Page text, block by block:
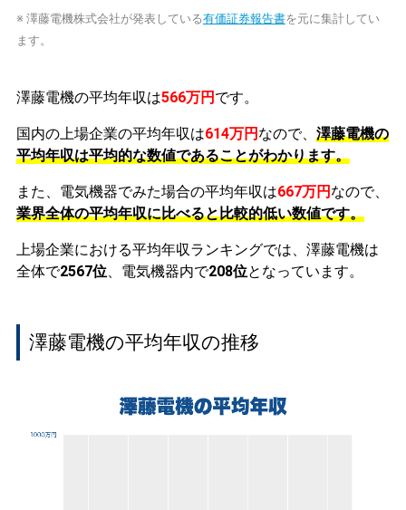
※ 澤藤電機株式会社が発表している有価証券報告書を元に集計してい
ます。
澤藤電機の平均年収は566万円 です。
国内の上場企業の平均年収は614万円 なので、 澤藤電機の
平均年収は平均的な数値であることがわかります。
また、電気機器でみた場合の平均年収は667万円 なので、
業界全体の平均年収に比べると比較的低い数値です。
上場企業における平均年収ランキングでは、澤藤電機は
全体で2567位、電気機器内で208位となっています。
澤藤電機の平均年収の推移